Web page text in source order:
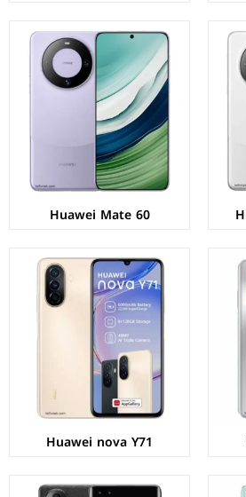
Huawei Mate 60
Huawei nova Y71
الشاشة:IPS LCD بحجم 6.75 بوصة بدقة HD+
المعالج:Kirin 710A - ثماني النواة - 14 نانومتر
الكاميرات: خلفية 48+5+2 م.ب/ امامية 8 م.ب.
الذاكرة+الرام:
نظام التشغيل:Android 11 بدون خدمات جوجل
البطارية:6000 مللي امبير - 22.5 واط
عرض المواصفات ←
الشاشة:OLED بحجم 6.78 بوصة بدقة 1200p
المعالج:Qualcomm Snapdragon 778G 4G
الكاميرات:خلفية 50+8 م.ب/ امامية 60+8 م.ب
الذاكرة+الرام:256/512 + 8 جيجابايت
نظام التشغيل:Android 12 بدون خدمات جوجل
البطارية:
عرض المواصفات ←